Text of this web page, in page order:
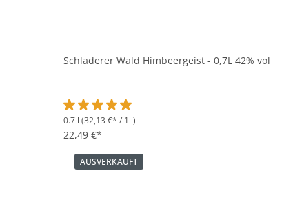
Schladerer Wald Himbeergeist - 0,7L 42% vol
Durchschnittliche Bewertung von 5 von 5 Sternen
0.7 l (32,13 €* / 1 l)
22,49 €*
AUSVERKAUFT